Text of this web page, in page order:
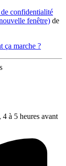
de confidentialité
fenêtre) de
ça marche ?
à 5 heures avant